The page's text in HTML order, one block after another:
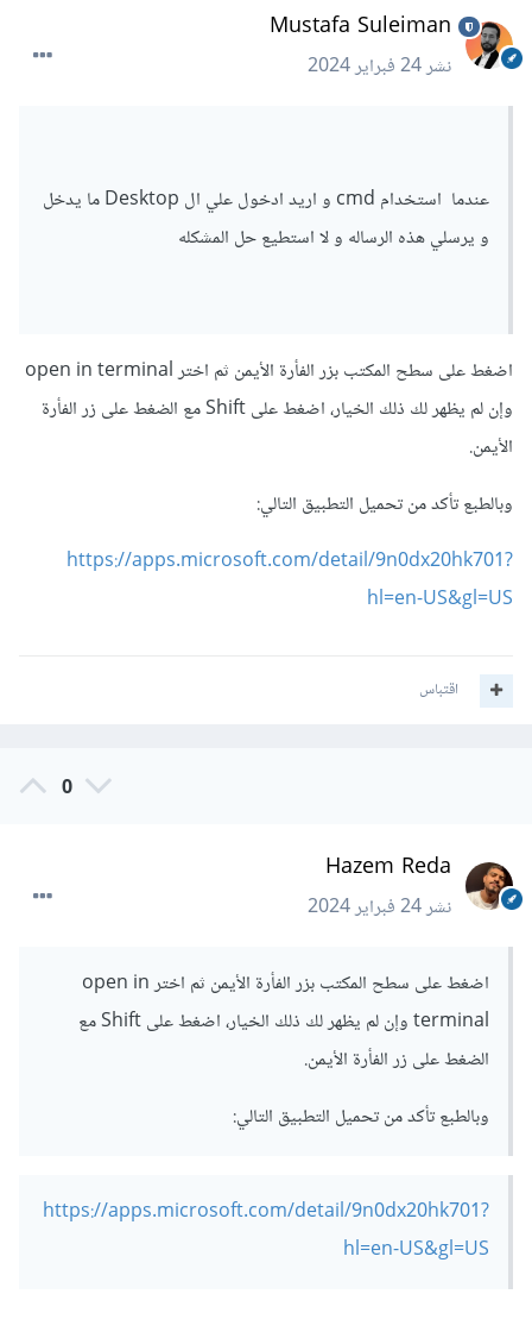
Mustafa Suleiman
نشر24 فبراير 2024
عندما استخدام cmd و اريد ادخول علي ال Desktop ما يدخل
و يرسلي هذه الرساله و لا استطيع حل المشكله
اضغط على سطح المكتب بزر الفأرة الأيمن ثم اختر open in terminal
وإن لم يظهر لك ذلك الخيار، اضغط على Shift مع الضغط على زر الفأرة
الأيمن.
وبالطبع تأكد من تحميل التطبيق التالي:
https://apps.microsoft.com/detail/9n0dx20hk701?
hl=en-US&gl=US
اقتباس
0
Hazem Reda
نشر24 فبراير 2024
اضغط على سطح المكتب بزر الفأرة الأيمن ثم اختر open in
terminal وإن لم يظهر لك ذلك الخيار، اضغط على Shift مع
الضغط على زر الفأرة الأيمن.
وبالطبع تأكد من تحميل التطبيق التالي:
https://apps.microsoft.com/detail/9n0dx20hk701?
hl=en-US&gl=US